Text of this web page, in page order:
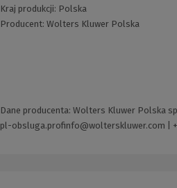
Kraj produkcji: Polska
Producent: Wolters Kluwer Polska
Dane producenta: Wolters Kluwer Polska
pl-obsluga.profinfo@wolterskluwer.com